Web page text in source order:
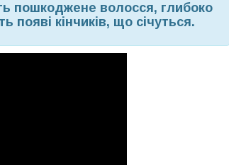
пошкоджене волосся, глибоко
появі кінчиків, що січуться.